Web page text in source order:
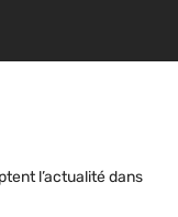
l’actualité dans